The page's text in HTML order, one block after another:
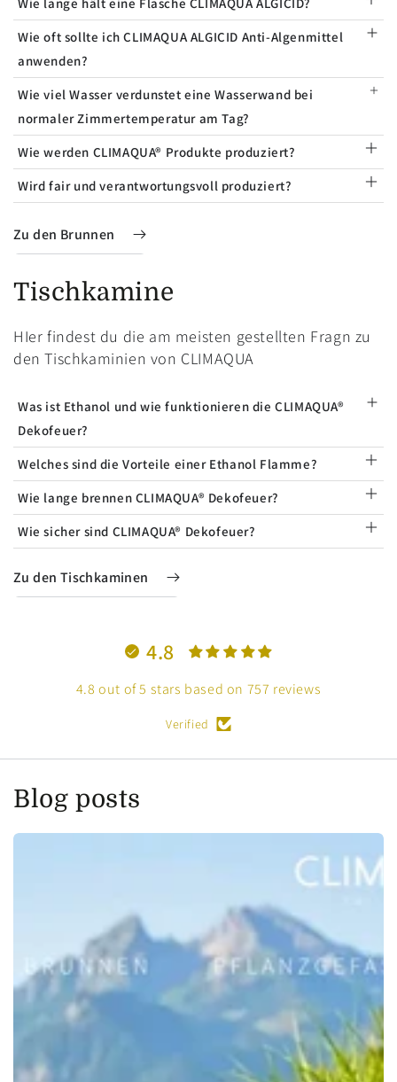
Wie oft sollte ich CLIMAQUA ALGICID Anti-Algenmittel
anwenden?
Wie viel Wasser verdunstet eine Wasserwand bei
normaler Zimmertemperatur am Tag?
Wie werden CLIMAQUA® Produkte produziert?
Wird fair und verantwortungsvoll produziert?
Zu den Brunnen
Tischkamine
HIer findest du die am meisten gestellten Fragn zu
den Tischkaminien von CLIMAQUA
Was ist Ethanol und wie funktionieren die CLIMAQUA®
Dekofeuer?
Welches sind die Vorteile einer Ethanol Flamme?
Wie lange brennen CLIMAQUA® Dekofeuer?
Wie sicher sind CLIMAQUA® Dekofeuer?
Zu den Tischkaminen
4.8
4.8 out of 5 stars based on 757 reviews
Verified
Blog posts